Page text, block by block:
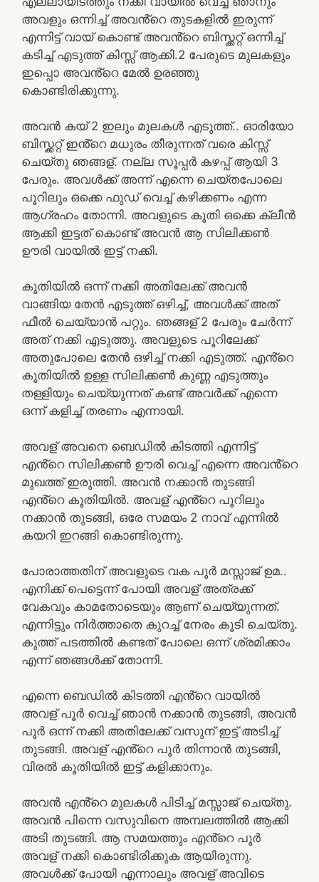
അവളും ഒന്നിച്ച് അവൻ്റെ തുടകളിൽ ഇരുന്ന്
എന്നിട്ട് വായ് കൊണ്ട് അവൻ്റെ ബിസ്ക്കറ്റ് ഒന്നിച്ച്
കടിച്ച് എടുത്ത് കിസ്സ് ആക്കി.2 പേരുടെ മുലകളും
ഇപ്പൊ അവൻ്റെ മേൽ ഉരഞ്ഞു
കൊണ്ടിരിക്കുന്നു.
അവൻ കയ് 2 ഇലും മുലകൾ എടുത്ത്.. ഓരിയോ
ബിസ്ക്കറ്റ് ഇൻ്റെ മധുരം തീരുന്നത് വരെ കിസ്സ്
ചെയ്തു ഞങ്ങള്. നല്ല സൂപ്പർ കഴപ്പ് ആയി 3
പേരും. അവൾക്ക് അന്ന് എന്നെ ചെയ്തപോലെ
പൂറിലും ഒക്കെ ഫുഡ് വെച്ച് കഴിക്കണം എന്ന
ആഗ്രഹം തോന്നി. അവളുടെ കൂതി ഒക്കെ ക്ലീൻ
ആക്കി ഇട്ടത് കൊണ്ട് അവൻ ആ സിലിക്കൺ
ഊരി വായിൽ ഇട്ട് നക്കി.
കൂതിയിൽ ഒന്ന് നക്കി അതിലേക്ക് അവൻ
വാങ്ങിയ തേൻ എടുത്ത് ഒഴിച്ച്, അവൾക്ക് അത്
ഫീൽ ചെയ്യാൻ പറ്റും. ഞങ്ങള് 2 പേരും ചേർന്ന്
അത് നക്കി എടുത്തു. അവളുടെ പൂറിലേക്ക്
അതുപോലെ തേൻ ഒഴിച്ച് നക്കി എടുത്ത്. എൻ്റെ
കൂതിയിൽ ഉള്ള സിലിക്കൺ കുണ്ണ എടുത്തും
തള്ളിയും ചെയ്യുന്നത് കണ്ട് അവർക്ക് എന്നെ
ഒന്ന് കളിച്ച് തരണം എന്നായി.
അവള് അവനെ ബെഡിൽ കിടത്തി എന്നിട്ട്
എൻ്റെ സിലിക്കൺ ഊരി വെച്ച് എന്നെ അവൻ്റെ
മുഖത്ത് ഇരുത്തി. അവൻ നക്കാൻ തുടങ്ങി
എൻ്റെ കൂതിയിൽ. അവള് എൻ്റെ പൂറിലും
നക്കാൻ തുടങ്ങി, ഒരേ സമയം 2 നാവ് എന്നിൽ
കയറി ഇറങ്ങി കൊണ്ടിരുന്നു.
പോരാത്തതിന് അവളുടെ വക പൂർ മസ്സാജ് ഉമ..
എനിക്ക് പെട്ടെന്ന് പോയി അവള് അത്രക്ക്
വേകവും കാമതോടെയും ആണ് ചെയ്യുന്നത്.
എന്നിട്ടും നിർത്താതെ കുറച്ച് നേരം കൂടി ചെയ്തു.
കുത്ത് പടത്തിൽ കണ്ടത് പോലെ ഒന്ന് ശ്രമിക്കാം
എന്ന് ഞങ്ങൾക്ക് തോന്നി.
എന്നെ ബെഡിൽ കിടത്തി എൻ്റെ വായിൽ
അവള് പൂർ വെച്ച് ഞാൻ നക്കാൻ തുടങ്ങി, അവൻ
പൂർ ഒന്ന് നക്കി അതിലേക്ക് വസുന് ഇട്ട് അടിച്ച്
തുടങ്ങി. അവള് എൻ്റെ പൂർ തിന്നാൻ തുടങ്ങി,
വിരൽ കൂതിയിൽ ഇട്ട് കളിക്കാനും.
അവൻ എൻ്റെ മുലകൾ പിടിച്ച് മസ്സാജ് ചെയ്തു.
അവൻ പിന്നെ വസുവിനെ അമ്പലത്തിൽ ആക്കി
അടി തുടങ്ങി. ആ സമയത്തും എൻ്റെ പൂർ
അവള് നക്കി കൊണ്ടിരിക്കുക ആയിരുന്നു.
അവൾക്ക് പോയി എന്നാലും അവള് അവിടെ